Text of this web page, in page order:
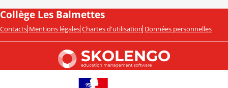
Collège Les Balmettes
Contacts Mentions légales Chartes d'utilisation Données personnelles